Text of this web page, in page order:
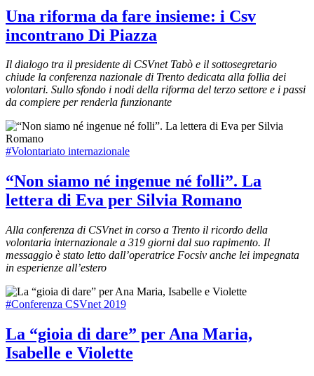
Una riforma da fare insieme: i Csv
incontrano Di Piazza
Il dialogo tra il presidente di CSVnet Tabò e il sottosegretario
chiude la conferenza nazionale di Trento dedicata alla follia dei
volontari. Sullo sfondo i nodi della riforma del terzo settore e i passi
da compiere per renderla funzionante
#Volontariato internazionale
“Non siamo né ingenue né folli”. La
lettera di Eva per Silvia Romano
Alla conferenza di CSVnet in corso a Trento il ricordo della
volontaria internazionale a 319 giorni dal suo rapimento. Il
messaggio è stato letto dall’operatrice Focsiv anche lei impegnata
in esperienze all’estero
#Conferenza CSVnet 2019
La “gioia di dare” per Ana Maria,
Isabelle e Violette